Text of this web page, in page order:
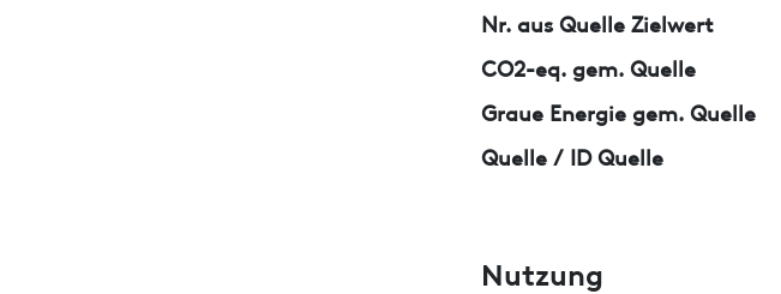
Nr. aus Quelle Zielwert
CO2-eq. gem. Quelle
Graue Energie gem. Quelle
Quelle / ID Quelle
Nutzung